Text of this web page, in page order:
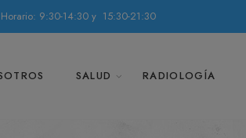
9:30-14:30 y 15:30-21:30
SALUD RADIOLOGÍA